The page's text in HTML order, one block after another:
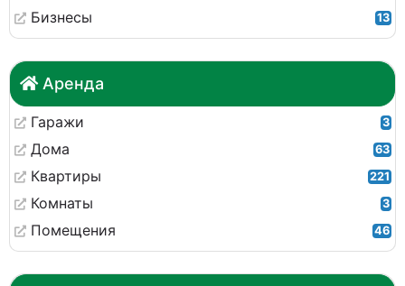
Бизнесы 13
Аренда
Гаражи 3
Дома 63
Квартиры 221
Комнаты 3
Помещения 46